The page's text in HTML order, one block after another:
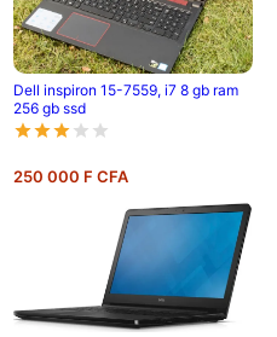
Dell inspiron 15-7559, i7 8 gb ram
256 gb ssd
250 000 F CFA